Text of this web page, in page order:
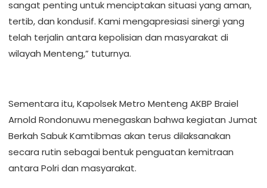
sangat penting untuk menciptakan situasi yang aman,
tertib, dan kondusif. Kami mengapresiasi sinergi yang
telah terjalin antara kepolisian dan masyarakat di
wilayah Menteng,” tuturnya.
Sementara itu, Kapolsek Metro Menteng AKBP Braiel
Arnold Rondonuwu menegaskan bahwa kegiatan Jumat
Berkah Sabuk Kamtibmas akan terus dilaksanakan
secara rutin sebagai bentuk penguatan kemitraan
antara Polri dan masyarakat.